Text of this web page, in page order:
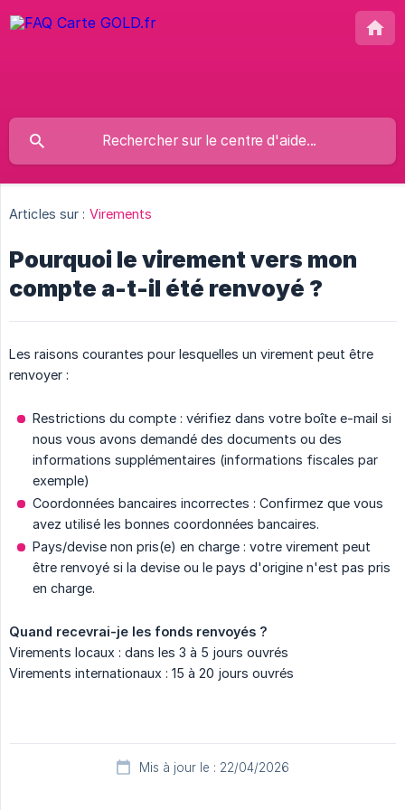
Articles sur : Virements
Pourquoi le virement vers mon
compte a-t-il été renvoyé ?
Les raisons courantes pour lesquelles un virement peut être
renvoyer :
Restrictions du compte : vérifiez dans votre boîte e-mail si
nous vous avons demandé des documents ou des
informations supplémentaires (informations fiscales par
exemple)
Coordonnées bancaires incorrectes : Confirmez que vous
avez utilisé les bonnes coordonnées bancaires.
Pays/devise non pris(e) en charge : votre virement peut
être renvoyé si la devise ou le pays d'origine n'est pas pris
en charge.
Quand recevrai-je les fonds renvoyés ?
Virements locaux : dans les 3 à 5 jours ouvrés
Virements internationaux : 15 à 20 jours ouvrés
Mis à jour le : 22/04/2026